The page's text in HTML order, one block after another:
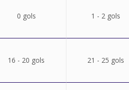
0 gols 1 - 2 gols
16 - 20 gols 21 - 25 gols